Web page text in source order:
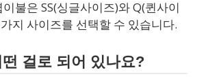
불은 SS(싱글사이즈)와 Q(퀸사이
지 사이즈를 선택할 수 있습니다.
걸로 되어 있나요?